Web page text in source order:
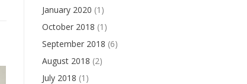
January 2020 (1)
October 2018 (1)
September 2018 (6)
August 2018 (2)
July 2018 (1)